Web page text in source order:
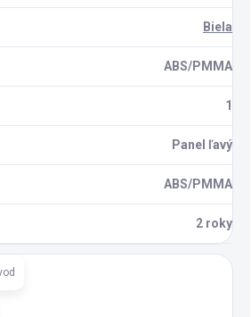
Biela
ABS/PMMA
1
Panel ľavý
ABS/PMMA
2 roky